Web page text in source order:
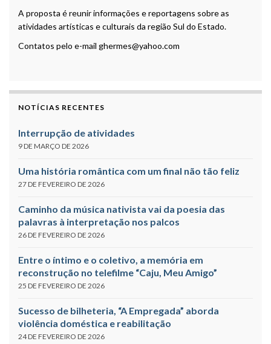
A proposta é reunir informações e reportagens sobre as
atividades artísticas e culturais da região Sul do Estado.
Contatos pelo e-mail ghermes@yahoo.com
NOTÍCIAS RECENTES
Interrupção de atividades
9 DE MARÇO DE 2026
Uma história romântica com um final não tão feliz
27 DE FEVEREIRO DE 2026
Caminho da música nativista vai da poesia das
palavras à interpretação nos palcos
26 DE FEVEREIRO DE 2026
Entre o íntimo e o coletivo, a memória em
reconstrução no telefilme “Caju, Meu Amigo”
25 DE FEVEREIRO DE 2026
Sucesso de bilheteria, “A Empregada” aborda
violência doméstica e reabilitação
24 DE FEVEREIRO DE 2026